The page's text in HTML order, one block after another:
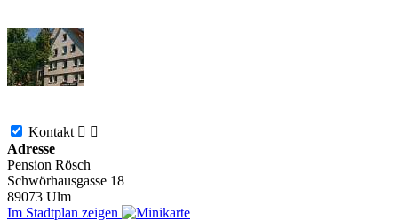
Kontakt  
Adresse
Pension Rösch
Schwörhausgasse 18
89073 Ulm
Im Stadtplan zeigen